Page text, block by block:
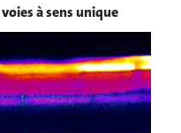
à sens unique